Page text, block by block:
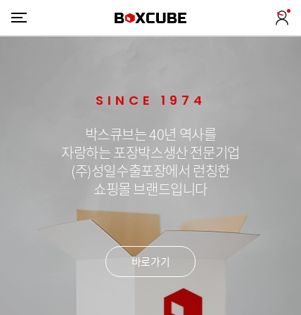
SINCE 1974
박스큐브는 40년 역사를
자랑하는 포장박스생산 전문기업
(주)성일수출포장에서 런칭한
쇼핑몰 브랜드입니다
바로가기